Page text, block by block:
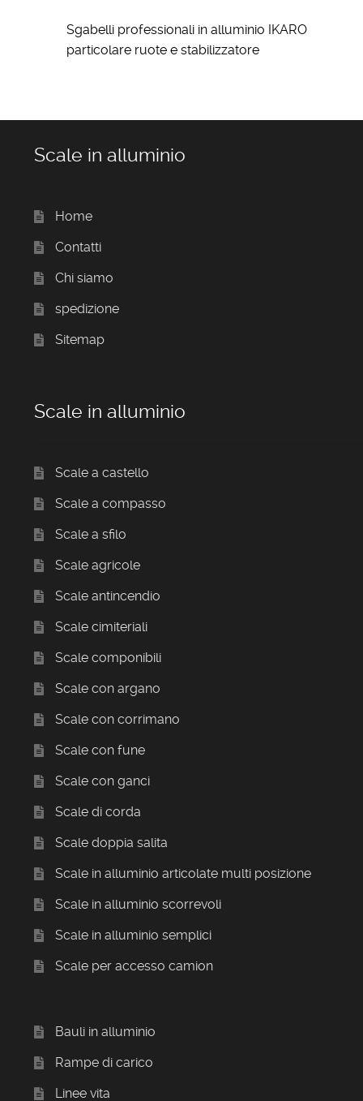
Sgabelli professionali in alluminio IKARO
particolare ruote e stabilizzatore
Scale in alluminio
Home
Contatti
Chi siamo
spedizione
Sitemap
Scale in alluminio
Scale a castello
Scale a compasso
Scale a sfilo
Scale agricole
Scale antincendio
Scale cimiteriali
Scale componibili
Scale con argano
Scale con corrimano
Scale con fune
Scale con ganci
Scale di corda
Scale doppia salita
Scale in alluminio articolate multi posizione
Scale in alluminio scorrevoli
Scale in alluminio semplici
Scale per accesso camion
Bauli in alluminio
Rampe di carico
Linee vita